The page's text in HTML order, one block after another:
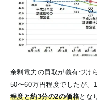
余剰電力の買取が義有づけ
50〜60万円程度でしたが、
程度と約3分の2の価格とな